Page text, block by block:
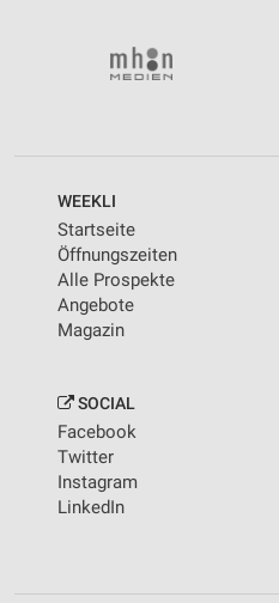
WEEKLI
Startseite
Öffnungszeiten
Alle Prospekte
Angebote
Magazin
SOCIAL
Facebook
Twitter
Instagram
LinkedIn